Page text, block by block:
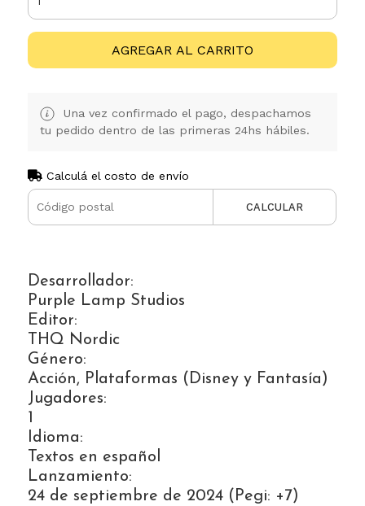
AGREGAR AL CARRITO
Una vez confirmado el pago, despachamos
tu pedido dentro de las primeras 24hs hábiles.
Calculá el costo de envío
CALCULAR
Desarrollador:
Purple Lamp Studios
Editor:
THQ Nordic
Género:
Acción, Plataformas (Disney y Fantasía)
Jugadores:
1
Idioma:
Textos en español
Lanzamiento:
24 de septiembre de 2024 (Pegi: +7)